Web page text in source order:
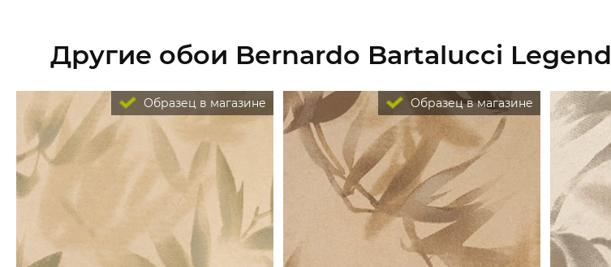
Другие обои Bernardo Bartalucci Legend
Образец в магазине Образец в магазине